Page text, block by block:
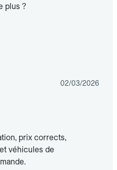
plus ?
02/03/2026
prix corrects,
véhicules de